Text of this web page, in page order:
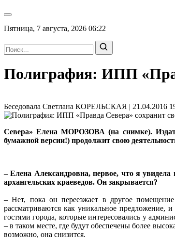
Пятница, 7 августа, 2026 06:22
Полиграфия: ИПП
Беседовала Светлана КОРЕЛЬСКАЯ | 21.04.2016
Севера» Елена МОРОЗОВА (на снимке).
бумажной версии!) продолжит свою
– Елена Александровна, первое, что я
архангельских краеведов. Он закрывается?
– Нет, пока он переезжает в другое
рассматриваются как уникальное предложение,
гостями города, которые интересовались у
– в таком месте, где будут обеспечены более
возможно, она снизится.